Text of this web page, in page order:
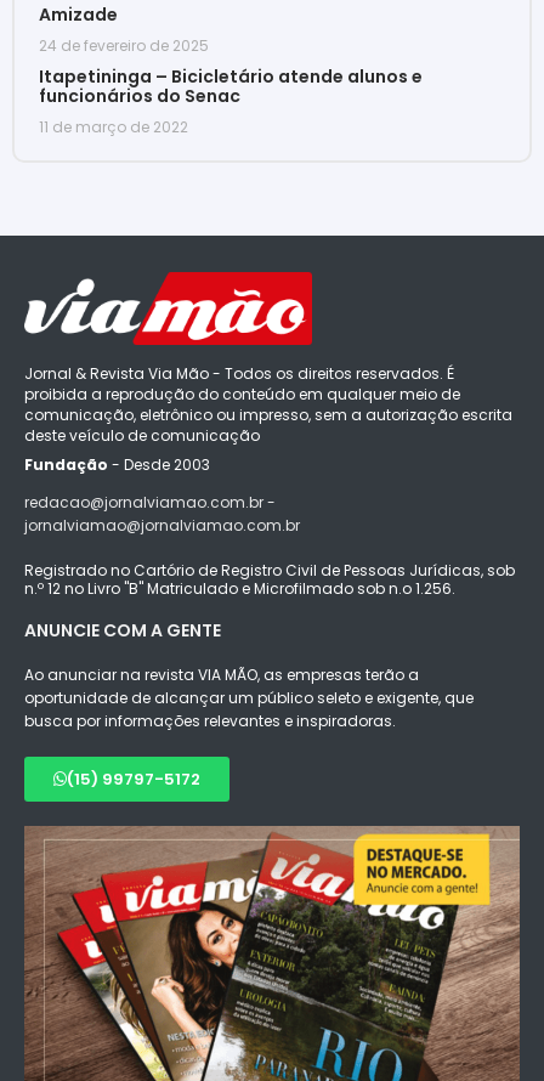
Amizade
24 de fevereiro de 2025
Itapetininga – Bicicletário atende alunos e
funcionários do Senac
11 de março de 2022
Jornal & Revista Via Mão - Todos os direitos reservados. É
proibida a reprodução do conteúdo em qualquer meio de
comunicação, eletrônico ou impresso, sem a autorização escrita
deste veículo de comunicação
Fundação - Desde 2003
redacao@jornalviamao.com.br -
jornalviamao@jornalviamao.com.br
Registrado no Cartório de Registro Civil de Pessoas Jurídicas, sob
n.º 12 no Livro "B" Matriculado e Microfilmado sob n.o 1.256.
ANUNCIE COM A GENTE
Ao anunciar na revista VIA MÃO, as empresas terão a
oportunidade de alcançar um público seleto e exigente, que
busca por informações relevantes e inspiradoras.
(15) 99797-5172